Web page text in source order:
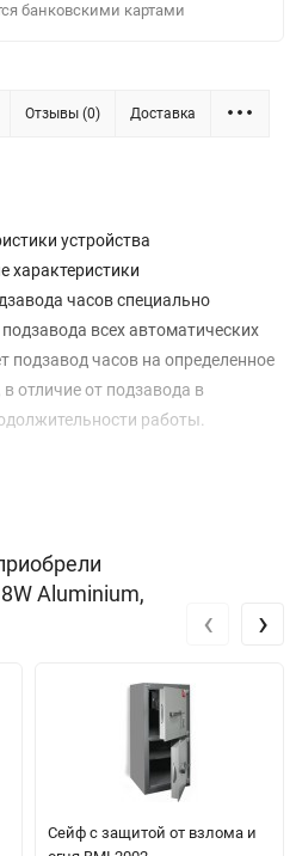
банковскими картами
Отзывы (0) Доставка
устройства
характеристики
часов специально
всех автоматических
подзавод часов на определенное
отличие от подзавода в
работы.
часов изготовлена в
с использованием
обеспечивающих
этих изделий.
энергии, в шкатулке
щелочные батареи 1,5В (C-LR14-
продолжительность
часов специально
Aluminium,
Сейф с защитой от взлома и
‹ ›